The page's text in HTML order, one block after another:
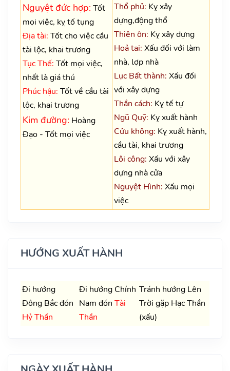
Nguyệt đức hợp: Tốt
mọi việc, kỵ tố tụng
Địa tài: Tốt cho việc cầu
tài lộc, khai trương
Tục Thế: Tốt mọi việc,
nhất là giá thú
Phúc hậu: Tốt về cầu tài
lộc, khai trương
Kim đường: Hoàng
Đạo - Tốt mọi việc
Thổ phủ: Kỵ xây
dựng,động thổ
Thiên ôn: Kỵ xây dựng
Hoả tai: Xấu đối với làm
nhà, lợp nhà
Lục Bất thành: Xấu đối
với xây dựng
Thần cách: Kỵ tế tự
Ngũ Quỹ: Kỵ xuất hành
Cửu không: Kỵ xuất hành,
cầu tài, khai trương
Lôi công: Xấu với xây
dựng nhà cửa
Nguyệt Hình: Xấu mọi
việc
HƯỚNG XUẤT HÀNH
Đi hướng
Đông Bắc đón
Hỷ Thần
Đi hướng Chính
Nam đón Tài
Thần
Tránh hướng Lên
Trời gặp Hạc Thần
(xấu)